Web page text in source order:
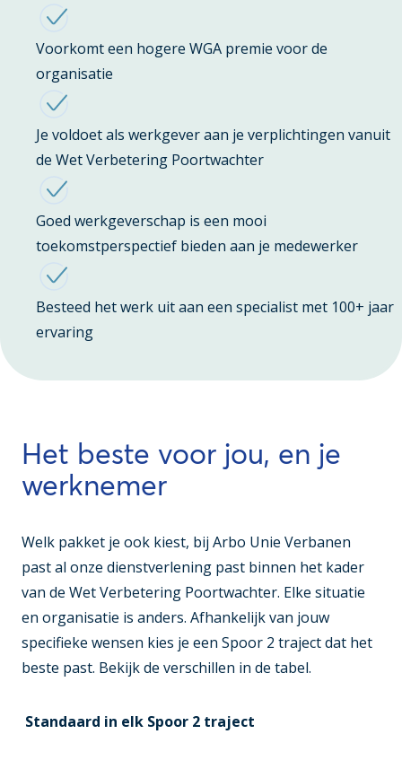
Voorkomt een hogere WGA premie voor de
organisatie
Je voldoet als werkgever aan je verplichtingen vanuit
de Wet Verbetering Poortwachter
Goed werkgeverschap is een mooi
toekomstperspectief bieden aan je medewerker
Besteed het werk uit aan een specialist met 100+ jaar
ervaring
Het beste voor jou, en je
werknemer
Welk pakket je ook kiest, bij Arbo Unie Verbanen
past al onze dienstverlening past binnen het kader
van de Wet Verbetering Poortwachter. Elke situatie
en organisatie is anders. Afhankelijk van jouw
specifieke wensen kies je een Spoor 2 traject dat het
beste past. Bekijk de verschillen in de tabel.
Standaard in elk Spoor 2 traject